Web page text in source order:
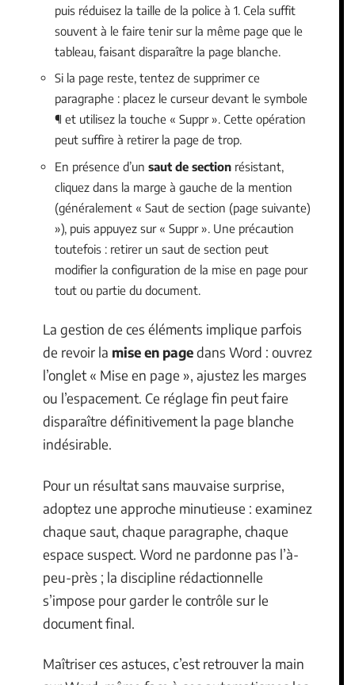
puis réduisez la taille de la police à 1. Cela suffit
souvent à le faire tenir sur la même page que le
tableau, faisant disparaître la page blanche.
Si la page reste, tentez de supprimer ce
paragraphe : placez le curseur devant le symbole
¶ et utilisez la touche « Suppr ». Cette opération
peut suffire à retirer la page de trop.
En présence d’un saut de section résistant,
cliquez dans la marge à gauche de la mention
(généralement « Saut de section (page suivante)
»), puis appuyez sur « Suppr ». Une précaution
toutefois : retirer un saut de section peut
modifier la configuration de la mise en page pour
tout ou partie du document.
La gestion de ces éléments implique parfois
de revoir la mise en pagedans Word : ouvrez
l’onglet « Mise en page », ajustez les marges
ou l’espacement. Ce réglage fin peut faire
disparaître définitivement la page blanche
indésirable.
Pour un résultat sans mauvaise surprise,
adoptez une approche minutieuse : examinez
chaque saut, chaque paragraphe, chaque
espace suspect. Word ne pardonne pas l’à-
peu-près ; la discipline rédactionnelle
s’impose pour garder le contrôle sur le
document final.
Maîtriser ces astuces, c’est retrouver la main